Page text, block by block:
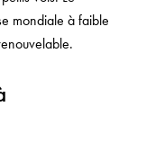
mondiale à faible